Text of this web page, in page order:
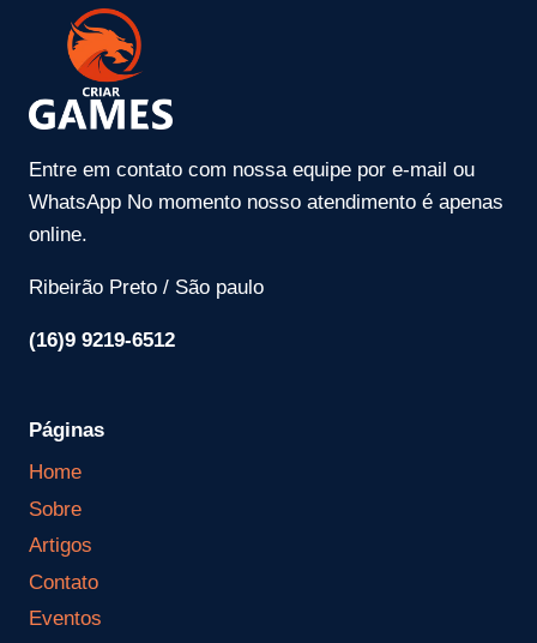
Entre em contato com nossa equipe por e-mail ou
WhatsApp No momento nosso atendimento é apenas
online.
Ribeirão Preto / São paulo
(16)9 9219-6512
Páginas
Home
Sobre
Artigos
Contato
Eventos